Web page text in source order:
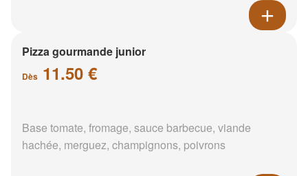
Pizza gourmande junior
Dès 11.50 €
Base tomate, fromage, sauce barbecue, viande
hachée, merguez, champignons, poivrons